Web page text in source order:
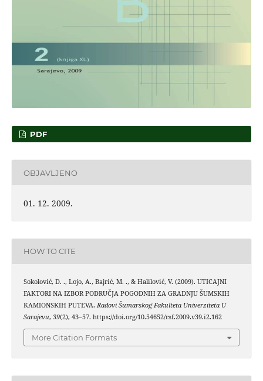
PDF
OBJAVLJENO
01. 12. 2009.
HOW TO CITE
Sokolović, D. ., Lojo, A., Bajrić, M. ., & Halilović, V. (2009). UTICAJNI
FAKTORI NA IZBOR PODRUČJA POGODNIH ZA GRADNJU ŠUMSKIH
KAMIONSKIH PUTEVA. Radovi Šumarskog Fakulteta Univerziteta U
Sarajevu, 39(2), 43–57. https://doi.org/10.54652/rsf.2009.v39.i2.162
More Citation Formats